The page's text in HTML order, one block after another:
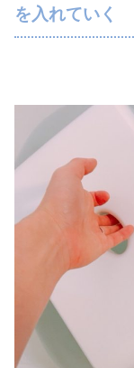
を入れていく